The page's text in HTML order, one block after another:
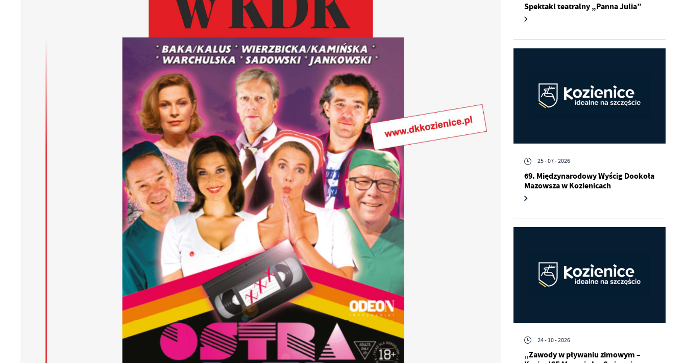
Spektakl teatralny „Panna Julia”
25 - 07 - 2026
69. Międzynarodowy Wyścig Dookoła
Mazowsza w Kozienicach
24 - 10 - 2026
„Zawody w pływaniu zimowym –
Ustawienia
Szanujemy Twoją prywatność. Możesz zmienić ustawienia cookies lub zaakceptować je
wszystkie. W dowolnym momencie możesz dokonać zmiany swoich ustawień.
Niezbędne
Niezbędne pliki cookies służą do prawidłowego funkcjonowania strony internetowej i
umożliwiają Ci komfortowe korzystanie z oferowanych przez nas usług.